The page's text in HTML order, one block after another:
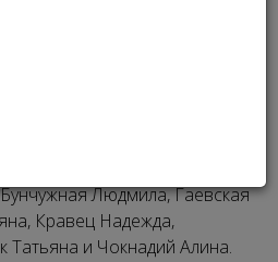
Людмила, Гаевская
Кравец Надежда,
Татьяна и Чокнадий Алина.